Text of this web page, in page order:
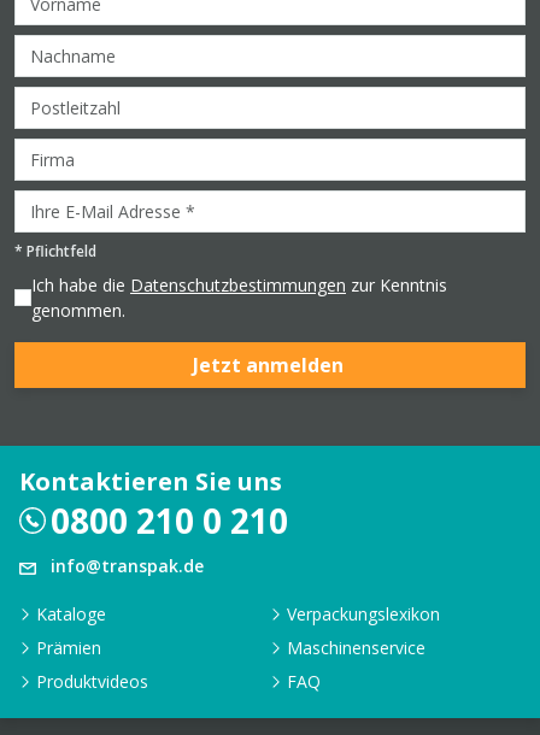
* Pflichtfeld
Ich habe die Datenschutzbestimmungen zur Kenntnis
genommen.
Jetzt anmelden
Kontaktieren Sie uns
0800 210 0 210
info@transpak.de
Kataloge
Verpackungslexikon
Prämien
Maschinenservice
Produktvideos
FAQ